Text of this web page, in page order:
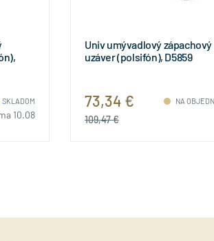
SKLADOM
10.08
Univ umývadlový zápachový
uzáver (polsifón), D5859
73,34 €
109,47 €
NA